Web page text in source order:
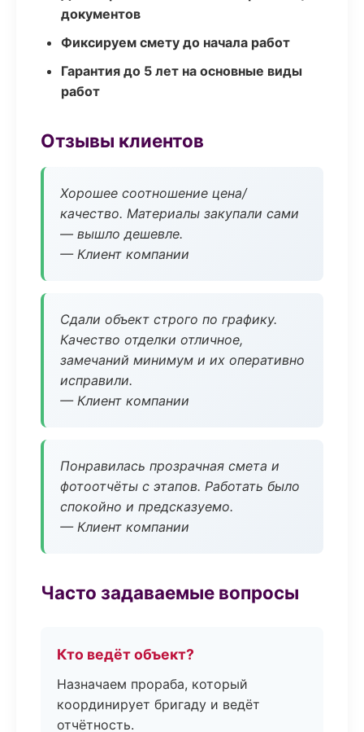
документов
Фиксируем смету до начала работ
Гарантия до 5 лет на основные виды
работ
Отзывы клиентов
Хорошее соотношение цена/
качество. Материалы закупали сами
— вышло дешевле.
— Клиент компании
Сдали объект строго по графику.
Качество отделки отличное,
замечаний минимум и их оперативно
исправили.
— Клиент компании
Понравилась прозрачная смета и
фотоотчёты с этапов. Работать было
спокойно и предсказуемо.
— Клиент компании
Часто задаваемые вопросы
Кто ведёт объект?
Назначаем прораба, который
координирует бригаду и ведёт
отчётность.